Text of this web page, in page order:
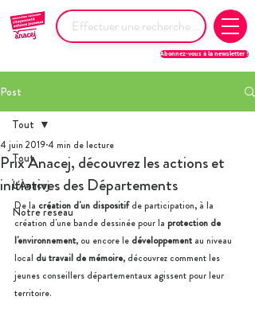
Abonnez-vous à la newsletter !
Post
Tout
L'Anacej
Notre réseau
Tout
Prix Anacej, découvrez les actions et
initiatives des Départements
4 juin 20194 min de lecture
De la création d'un dispositif de participation, à la
création d'une bande dessinée pour la protection de
l'environnement, ou encore le développement au niveau
local du travail de mémoire, découvrez comment les
jeunes conseillers départementaux agissent pour leur
territoire.